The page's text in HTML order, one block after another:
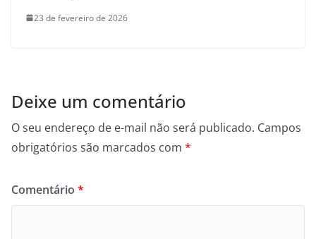
23 de fevereiro de 2026
Deixe um comentário
O seu endereço de e-mail não será publicado. Campos
obrigatórios são marcados com *
Comentário *